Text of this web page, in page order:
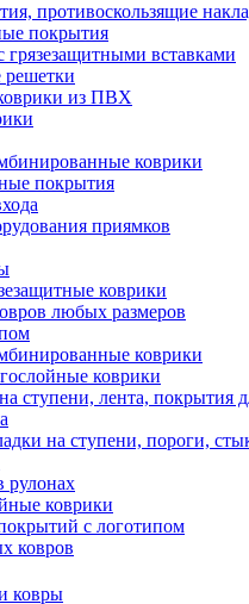
противоскользящие
покрытия
вставками
из ПВХ
коврики
покрытия
приямков
коврики
любых размеров
коврики
коврики
ступени, лента, покрытия
на ступени, пороги,
рулонах
коврики
с логотипом
ковров
ковры